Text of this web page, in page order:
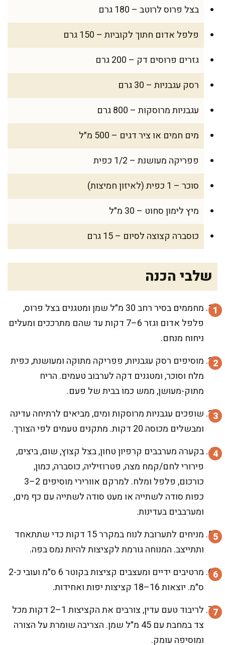
בצל פרוס לרוטב – 180 גרם
פלפל אדום חתוך לקוביות – 150 גרם
גזרים פרוסים דק – 200 גרם
רסק עגבניות – 30 גרם
עגבניות מרוסקות – 800 גרם
מים חמים או ציר דגים – 500 מ״ל
פפריקה מעושנת – 1/2 כפית
סוכר – 1 כפית (לאיזון חמיצות)
מיץ לימון סחוט – 30 מ״ל
כוסברה קצוצה לסיום – 15 גרם
שלבי הכנה
מחממים בסיר רחב 30 מ״ל שמן ומטגנים בצל פרוס,
פלפל אדום וגזר 6–7 דקות עד שהם מתרככים ומעלים
ניחוח מנחם.
מוסיפים רסק עגבניות, פפריקה מתוקה ומעושנת, כפית
מלח וסוכר, ומטגנים דקה לערבוב טעמים. הריח
מתוק-מעושן, ממש כמו בבית של פעם.
שופכים עגבניות מרוסקות ומים, מביאים לרתיחה עדינה
ומבשלים מכוסה 20 דקות. מתקנים טעמים לפי הצורך.
בקערה מערבבים קרפיון טחון, בצל קצוץ, שום, ביצים,
פירורי לחם/קמח מצה, פטרוזיליה, כוסברה, כמון,
כורכום, פלפל ומלח. למרקם אוורירי מוסיפים 2–3
כפות סודה לשתייה או מעט סודה לשתייה עם כף מים,
ומערבבים בעדינות.
מניחים לתערובת לנוח במקרר 15 דקות כדי שתתאחד
ותתייצב. המנוחה גורמת לקציצות להיות נמס בפה.
מרטיבים ידיים ומעצבים קציצות בקוטר 6 ס״מ ועובי כ-2
ס״מ. יוצאות 16–18 קציצות יפות ואחידות.
לריבוד טעם עדין, צורבים את הקציצות 1–2 דקות מכל
צד במחבת עם 45 מ״ל שמן. הצריבה שומרת על הצורה
ומוסיפה עומק.